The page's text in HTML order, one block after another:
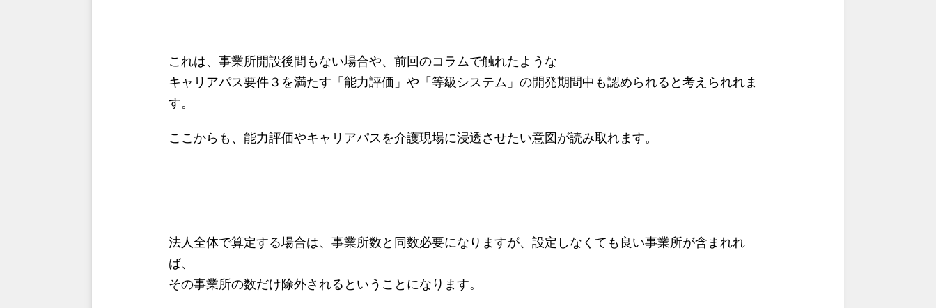
これは、事業所開設後間もない場合や、前回のコラムで触れたような
キャリアパス要件３を満たす「能力評価」や「等級システム」の開発期間中も認められると考えられれま
す。
ここからも、能力評価やキャリアパスを介護現場に浸透させたい意図が読み取れます。
法人全体で算定する場合は、事業所数と同数必要になりますが、設定しなくても良い事業所が含まれれ
ば、
その事業所の数だけ除外されるということになります。